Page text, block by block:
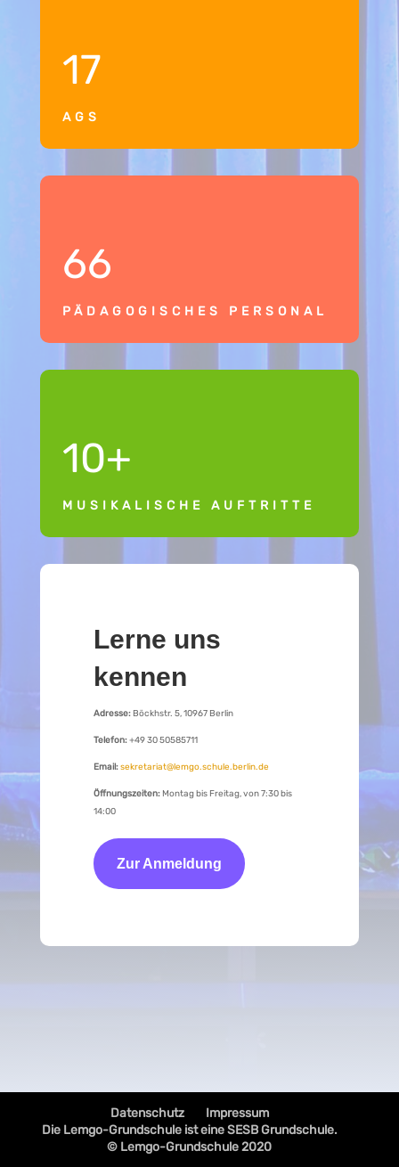
17
AGS
66
PÄDAGOGISCHES PERSONAL
10+
MUSIKALISCHE AUFTRITTE
Lerne uns
kennen
Adresse: Böckhstr. 5, 10967 Berlin
Telefon:+49 30 50585711
Email:sekretariat@lemgo.schule.berlin.de
Öffnungszeiten:Montag bis Freitag, von 7:30 bis
14:00
Zur Anmeldung
Datenschutz
Impressum
Die Lemgo-Grundschule ist eine SESB Grundschule.
© Lemgo-Grundschule 2020